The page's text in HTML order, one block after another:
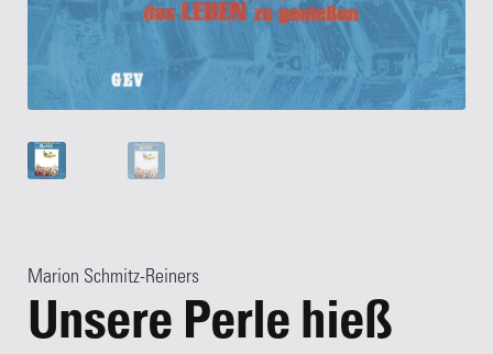
Über Uns
Marion Schmitz-Reiners
Unsere Perle hieß